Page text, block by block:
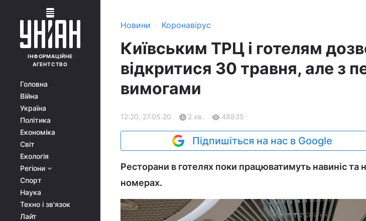
ІНФОРМАЦІЙНЕ
АГЕНТСТВО
Головна
Війна
Україна
Політика
Економіка
Світ
Екологія
Регіони
Спорт
Наука
Техно і зв'язок
Лайт
Новини › Коронавірус
Київським ТРЦ і готелям
відкритися 30 травня, але з
вимогами
12:20, 27.05.20 2 хв. 48835
Підпишіться на нас в Google
Ресторани в готелях поки працюватимуть навиніс та
номерах.